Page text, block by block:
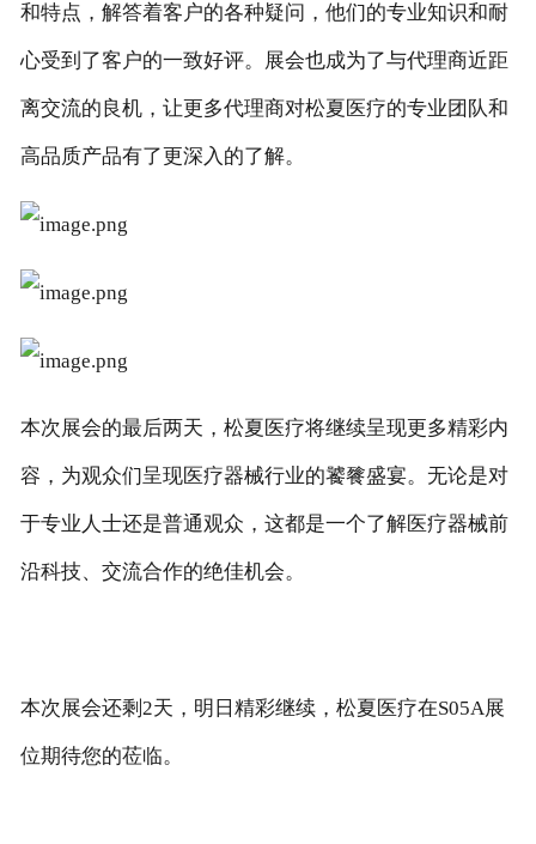
和特点，解答着客户的各种疑问，他们的专业知识和耐
心受到了客户的一致好评。展会也成为了与代理商近距
离交流的良机，让更多代理商对松夏医疗的专业团队和
高品质产品有了更深入的了解。
本次展会的最后两天，松夏医疗将继续呈现更多精彩内
容，为观众们呈现医疗器械行业的饕餮盛宴。无论是对
于专业人士还是普通观众，这都是一个了解医疗器械前
沿科技、交流合作的绝佳机会。
本次展会还剩2天，明日精彩继续，松夏医疗在S05A展
位期待您的莅临。